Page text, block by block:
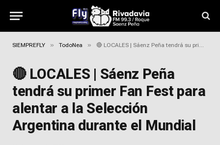
SIEMPREFLY » TodoNea » 🔴 LOCALES | Sáenz Peña tendrá su primer Fan Fest para alentar a la Selección Argentina durante el Mundial
🔴 LOCALES | Sáenz Peña
tendrá su primer Fan Fest para
alentar a la Selección
Argentina durante el Mundial